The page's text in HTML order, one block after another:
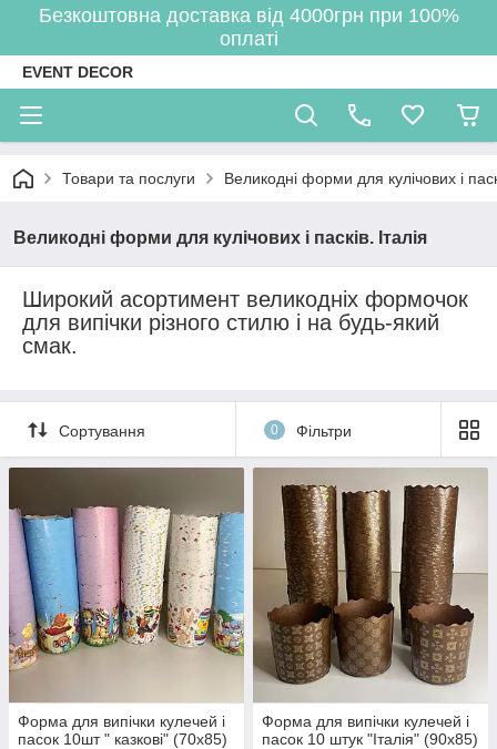
Безкоштовна доставка від 4000грн при 100%
оплаті
EVENT DECOR
Товари та послуги Великодні форми для кулічових і
Великодні форми для кулічових і пасків. Італія
Широкий асортимент великодніх формочок
для випічки різного стилю і на будь-який
смак.
Сортування 0 Фільтри
Форма для випічки кулечей і
пасок 10шт " казкові" (70х85)
Форма для випічки кулечей і
пасок 10 штук "Італія" (90х85)